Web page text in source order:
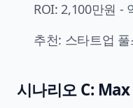
ROI: 2,100만원 -
추천: 스타트업 풀
시나리오 C: